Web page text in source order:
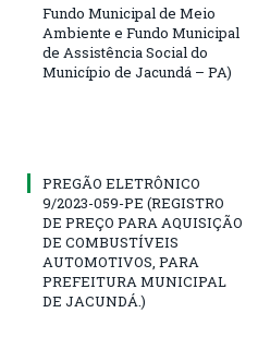
Fundo Municipal de Meio
Ambiente e Fundo Municipal
de Assistência Social do
Município de Jacundá – PA)
PREGÃO ELETRÔNICO
9/2023-059-PE (REGISTRO
DE PREÇO PARA AQUISIÇÃO
DE COMBUSTÍVEIS
AUTOMOTIVOS, PARA
PREFEITURA MUNICIPAL
DE JACUNDÁ.)